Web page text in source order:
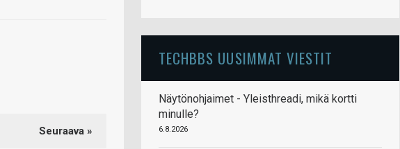
Seuraava »
TECHBBS UUSIMMAT VIESTIT
Näytönohjaimet - Yleisthreadi, mikä kortti
minulle?
6.8.2026